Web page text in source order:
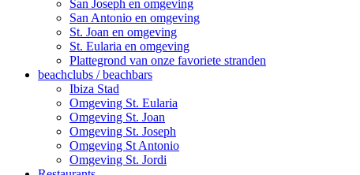
San Joseph en omgeving
San Antonio en omgeving
St. Joan en omgeving
St. Eularia en omgeving
Plattegrond van onze favoriete stranden
beachclubs / beachbars
Ibiza Stad
Omgeving St. Eularia
Omgeving St. Joan
Omgeving St. Joseph
Omgeving St Antonio
Omgeving St. Jordi